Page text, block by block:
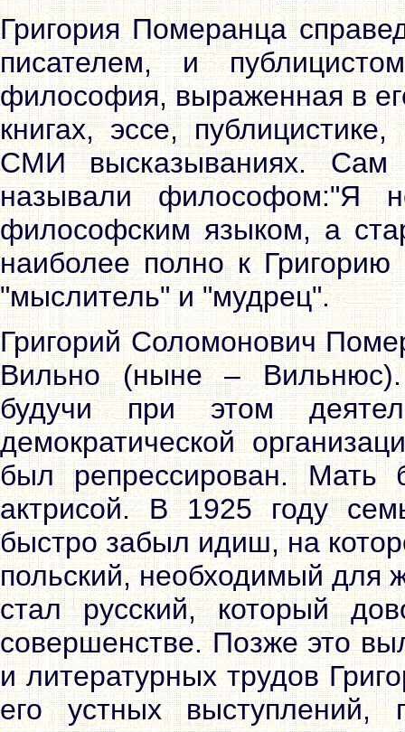
Григория Померанца
писателем, и
философия, выраженная в
книгах, эссе,
СМИ высказываниях.
называли философом:"Я
философским языком, а
наиболее полно к
"мыслитель" и "мудрец".
Григорий Соломонович
Вильно (ныне – Вильнюс).
будучи при этом
демократической
был репрессирован. Мать
актрисой. В 1925 году
быстро забыл идиш, на
польский, необходимый для
стал русский, который
совершенстве. Позже это
и литературных трудов
его устных выступлений,